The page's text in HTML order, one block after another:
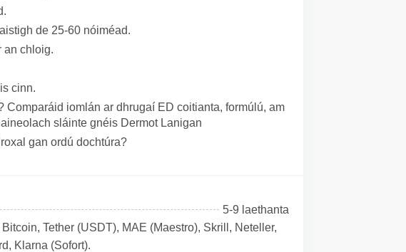
de 25-60 nóiméad.
an chloig.
cinn.
Comparáid iomlán ar dhrugaí ED coitianta, formúlú, am
sláinte gnéis Dermot Lanigan
gan ordú dochtúra?
5-9 laethanta
Tether (USDТ), MAE (Maestro), Skrill, Neteller,
Klarna (Sofort).